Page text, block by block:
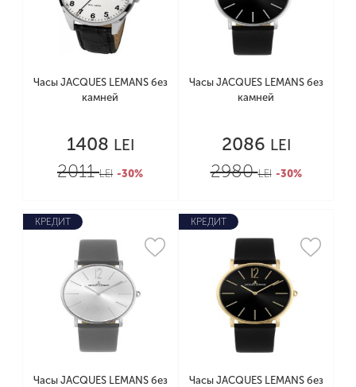
Часы JACQUES LEMANS без
камней
1408 LEI
2011LEI -30%
Часы JACQUES LEMANS без
камней
2086 LEI
2980LEI -30%
КРЕДИТ
Часы JACQUES LEMANS без
КРЕДИТ
Часы JACQUES LEMANS без